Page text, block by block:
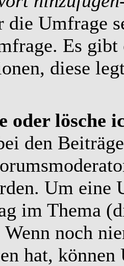
Umfrage
Es
diese
oder lösche
den
Um eine
im Thema
noch
hat,